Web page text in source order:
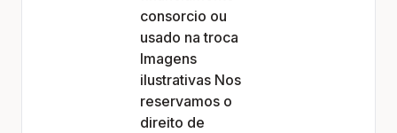
consorcio ou
usado na troca
Imagens
ilustrativas Nos
reservamos o
direito de